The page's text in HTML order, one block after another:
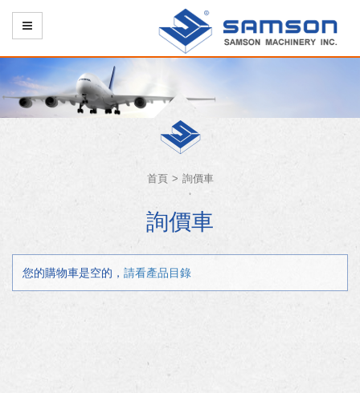
首頁 詢價車
詢價車
您的購物車是空的， 請看產品目錄